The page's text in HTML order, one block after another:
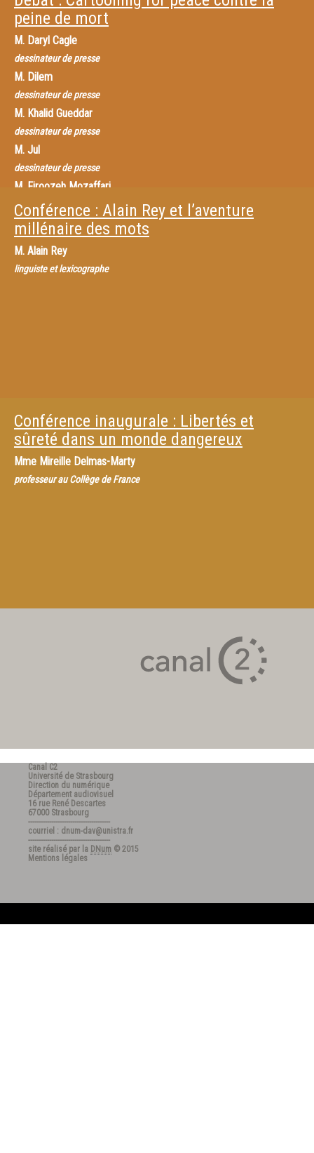
peine de mort
M. Daryl Cagle
dessinateur de presse
M. Dilem
dessinateur de presse
M. Khalid Gueddar
dessinateur de presse
M. Jul
dessinateur de presse
M. Firoozeh Mozaffari
dessinateur de presse
M. Plantu
dessinateur de presse
Conférence : Alain Rey et l’aventure
millénaire des mots
M. Alain Rey
linguiste et lexicographe
Conférence inaugurale : Libertés et
sûreté dans un monde dangereux
Mme Mireille Delmas-Marty
professeur au Collège de France
Canal C2
Université de Strasbourg
Direction du numérique
Département audiovisuel
16 rue René Descartes
67000 Strasbourg
---------------------------------------
courriel : dnum-dav@unistra.fr
---------------------------------------
site réalisé par la DNum © 2015
Mentions légales